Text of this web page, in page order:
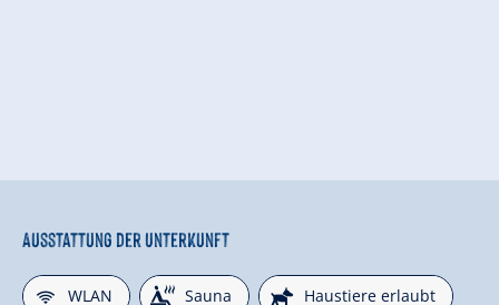
Ausstattung der Unterkunft
WLAN Sauna Haustiere erlaubt